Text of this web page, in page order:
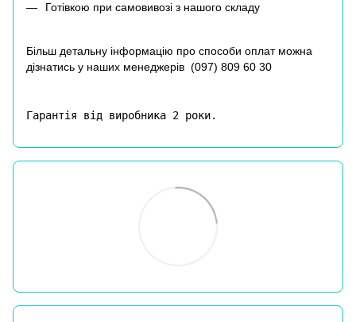
Готівкою при самовивозі з нашого складу
Більш детальну інформацію про способи оплат можна
дізнатись у наших менеджерів (097) 809 60 30
Гарантія від виробника 2 роки.